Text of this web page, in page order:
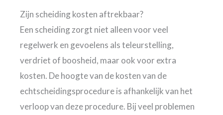
Zijn scheiding kosten aftrekbaar?
Een scheiding zorgt niet alleen voor veel
regelwerk en gevoelens als teleurstelling,
verdriet of boosheid, maar ook voor extra
kosten. De hoogte van de kosten van de
echtscheidingsprocedure is afhankelijk van het
verloop van deze procedure. Bij veel problemen